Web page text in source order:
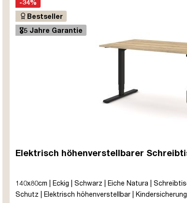
-34%
Bestseller
🎖️5 Jahre Garantie
Elektrisch höhenverstellbarer
140x80cm | Eckig | Schwarz | Eiche Natura |
Schutz | Elektrisch höhenverstellbar |